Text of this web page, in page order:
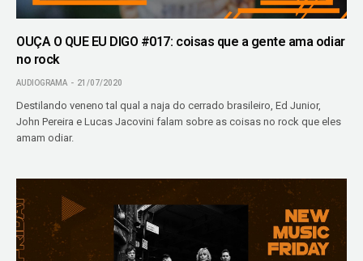
OUÇA O QUE EU DIGO #017: coisas que a gente ama odiar
no rock
AUDIOGRAMA 21/07/2020
Destilando veneno tal qual a naja do cerrado brasileiro, Ed Junior,
John Pereira e Lucas Jacovini falam sobre as coisas no rock que eles
amam odiar.